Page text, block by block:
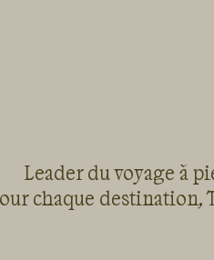
Leader du voyage à
chaque destination,